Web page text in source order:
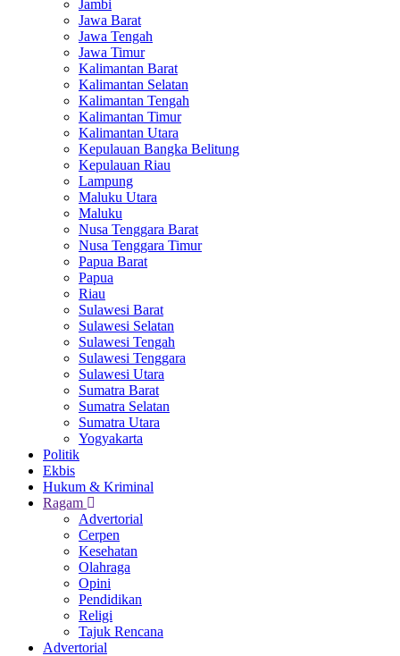
Jambi
Jawa Barat
Jawa Tengah
Jawa Timur
Kalimantan Barat
Kalimantan Selatan
Kalimantan Tengah
Kalimantan Timur
Kalimantan Utara
Kepulauan Bangka Belitung
Kepulauan Riau
Lampung
Maluku Utara
Maluku
Nusa Tenggara Barat
Nusa Tenggara Timur
Papua Barat
Papua
Riau
Sulawesi Barat
Sulawesi Selatan
Sulawesi Tengah
Sulawesi Tenggara
Sulawesi Utara
Sumatra Barat
Sumatra Selatan
Sumatra Utara
Yogyakarta
Politik
Ekbis
Hukum & Kriminal
Ragam
Advertorial
Cerpen
Kesehatan
Olahraga
Opini
Pendidikan
Religi
Tajuk Rencana
Advertorial